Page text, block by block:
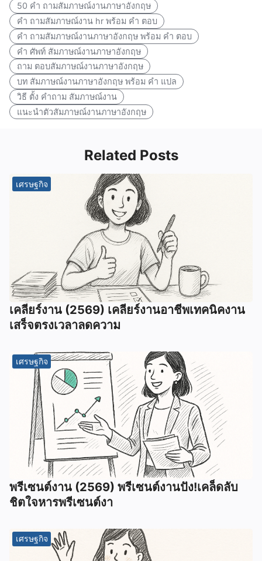
50 คํา ถามสัมภาษณ์งานภาษาอังกฤษ
คํา ถามสัมภาษณ์งาน hr พร้อม คํา ตอบ
คํา ถามสัมภาษณ์งานภาษาอังกฤษ พร้อม คํา ตอบ
คํา ศัพท์ สัมภาษณ์งานภาษาอังกฤษ
ถาม ตอบสัมภาษณ์งานภาษาอังกฤษ
บท สัมภาษณ์งานภาษาอังกฤษ พร้อม คํา แปล
วิธี ตั้ง คำถาม สัมภาษณ์งาน
แนะนำตัวสัมภาษณ์งานภาษาอังกฤษ
Related Posts
เศรษฐกิจ
เคลียร์งาน (2569) เคลียร์งานอาชีพเทคนิคงาน
เสร็จตรงเวลาลดความ
เศรษฐกิจ
พรีเซนต์งาน (2569) พรีเซนต์งานปัง!เคล็ดลับ
ชิตใจหารพรีเซนต์งา
เศรษฐกิจ